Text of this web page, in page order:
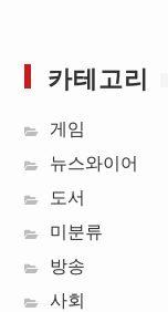
카테고리
게임
뉴스와이어
도서
미분류
방송
사회